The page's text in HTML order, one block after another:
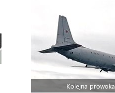
Kolejna